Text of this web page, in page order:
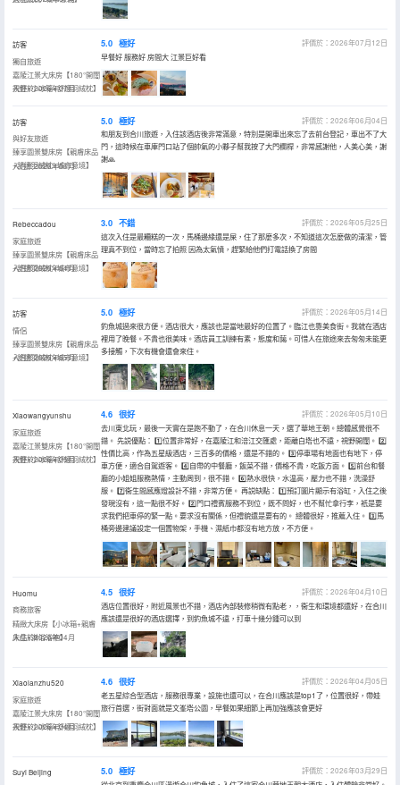
訪客
獨自旅遊
嘉陵江景大床房【180°開闊
視野+小冰箱+舒適羽絨枕】
入住於2026年07月
5.0 極好
評價於：2026年07月12日
早餐好 服務好 房間大 江景巨好看
訪客
與好友旅遊
臻享園景雙床房【親膚床品
+舒適羽絨枕+城市意境】
入住於2026年06月
5.0 極好
評價於：2026年06月04日
和朋友到合川旅遊，入住該酒店後非常滿意，特別是開車出來忘了去前台登記，車出不了大
門，這時候在車庫門口站了個帥氣的小夥子幫我按了大門欄桿，非常感謝他，人美心美，謝
謝🙏
Rebeccadou
家庭旅遊
臻享園景雙床房【親膚床品
+舒適羽絨枕+城市意境】
入住於2026年04月
3.0 不錯
評價於：2026年05月25日
這次入住是最糟糕的一次，馬桶邊緣還是屎，住了那麼多次，不知道這次怎麼做的清潔，管
理真不到位，當時忘了拍照 因為太氣憤，趕緊給他們打電話換了房間
訪客
情侶
臻享園景雙床房【親膚床品
+舒適羽絨枕+城市意境】
入住於2026年05月
5.0 極好
評價於：2026年05月14日
釣魚城過來很方便。酒店很大，應該也是當地最好的位置了。臨江也靠美食街。我就在酒店
裡用了晚餐。不貴也很美味。酒店員工訓練有素，態度和藹。可惜人在旅途來去匆匆未能更
多接觸，下次有機會還會來住。
Xiaowangyunshu
家庭旅遊
嘉陵江景雙床房【180°開闊
視野+小冰箱+舒適羽絨枕】
入住於2026年05月
4.6 很好
評價於：2026年05月10日
去川東北玩，最後一天實在是跑不動了，在合川休息一天，選了華地王朝。總體感覺很不
錯。 先説優點： 1️⃣位置非常好，在嘉陵江和涪江交匯處，距離白塔也不遠，視野開闊。 2️⃣
性價比高，作為五星級酒店，三百多的價格，還是不錯的。 3️⃣停車場有地面也有地下，停
車方便，適合自駕遊客。 4️⃣自帶的中餐廳，飯菜不錯，價格不貴，吃飯方面。 5️⃣前台和餐
廳的小姐姐服務熱情，主動周到，很不錯。 6️⃣熱水很快，水温高，壓力也不錯，洗澡舒
服。 7️⃣衞生間感應燈設計不錯，非常方便。 再説缺點： 1️⃣預訂圖片顯示有浴缸，入住之後
發現沒有，這一點很不好。 2️⃣門口禮賓服務不到位，既不問好，也不幫忙拿行李，衹是要
求我們把車停的緊一點。要求沒有關係，但禮貌還是要有的。 總體很好，推薦入住。 3️⃣馬
桶旁邊建議設定一個置物架，手機、濕紙巾都沒有地方放，不方便。
Huomu
商務旅客
精緻大床房【小冰箱+親膚
床品+淋浴浴袍】
入住於2026年04月
4.5 很好
評價於：2026年04月10日
酒店位置很好，附近風景也不錯，酒店內部裝修稍微有點老，，衞生和環境都還好，在合川
應該還是很好的酒店選擇，到釣魚城不遠，打車十幾分鍾可以到
Xiaolanzhu520
家庭旅遊
嘉陵江景大床房【180°開闊
視野+小冰箱+舒適羽絨枕】
入住於2026年04月
4.6 很好
評價於：2026年04月05日
老五星綜合型酒店，服務很專業，設施也還可以，在合川應該是top1了，位置很好，帶娃
旅行首選，街對面就是文峯塔公園，早餐如果細節上再加強應該會更好
Suyi Beijing
5.0 極好
評價於：2026年03月29日